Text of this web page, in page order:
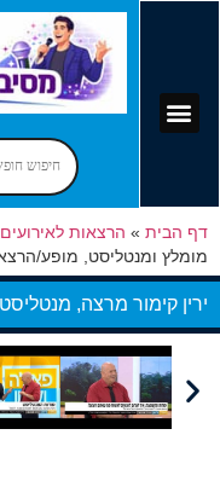
דף הבית » הרצאות
מומלץ ומנטליסט, מופע/
ירין קימור מרצה, מנטליסט